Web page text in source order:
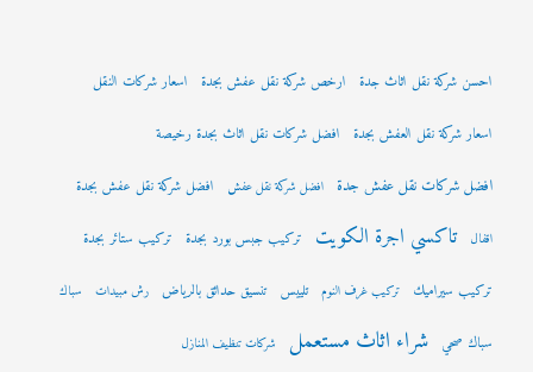
احسن شركة نقل اثاث جدة ارخص شركة نقل عفش بجدة اسعار شركات النقل
اسعار شركة نقل العفش بجدة افضل شركات نقل اثاث بجدة رخيصة
افضل شركات نقل عفش جدة افضل شركة نقل عفش افضل شركة نقل عفش بجدة
اقفال تاكسي اجرة الكويت تركيب جبس بورد بجدة تركيب ستائر بجدة
تركيب سيراميك تركيب غرف النوم تلييس تنسيق حدائق بالرياض رش مبيدات سباك
سباك صحي شراء اثاث مستعمل شركات تنظيف المنازل